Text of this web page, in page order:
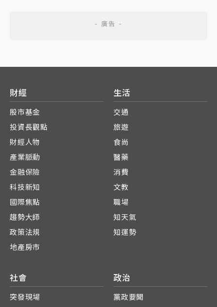
財經
股市基金
投資長觀點
財經人物
產業脈動
金融保險
科技新知
國際焦點
趨勢大師
政策法規
地產房市
生活
交通
旅遊
食尚
醫藥
消費
文教
職場
知天氣
知運勢
社會
突發現場
政治
黨政要聞